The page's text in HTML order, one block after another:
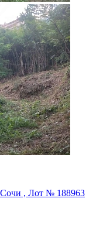
Сочи , Лот № 188963